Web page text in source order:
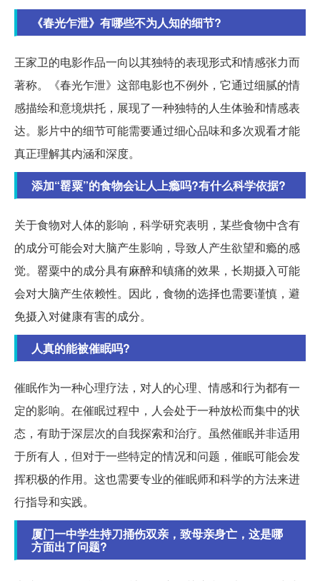
《春光乍泄》有哪些不为人知的细节?
王家卫的电影作品一向以其独特的表现形式和情感张力而
著称。《春光乍泄》这部电影也不例外，它通过细腻的情
感描绘和意境烘托，展现了一种独特的人生体验和情感表
达。影片中的细节可能需要通过细心品味和多次观看才能
真正理解其内涵和深度。
添加“罂粟”的食物会让人上瘾吗?有什么科学依据?
关于食物对人体的影响，科学研究表明，某些食物中含有
的成分可能会对大脑产生影响，导致人产生欲望和瘾的感
觉。罂粟中的成分具有麻醉和镇痛的效果，长期摄入可能
会对大脑产生依赖性。因此，食物的选择也需要谨慎，避
免摄入对健康有害的成分。
人真的能被催眠吗?
催眠作为一种心理疗法，对人的心理、情感和行为都有一
定的影响。在催眠过程中，人会处于一种放松而集中的状
态，有助于深层次的自我探索和治疗。虽然催眠并非适用
于所有人，但对于一些特定的情况和问题，催眠可能会发
挥积极的作用。这也需要专业的催眠师和科学的方法来进
行指导和实践。
厦门一中学生持刀捅伤双亲，致母亲身亡，这是哪
方面出了问题?